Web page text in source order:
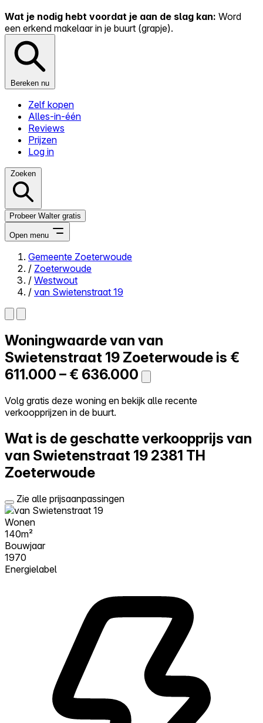
Wat je nodig hebt voordat je aan de slag kan: Word
een erkend makelaar in je buurt (grapje).
Bereken nu
Zelf kopen
Alles-in-één
Reviews
Prijzen
Log in
Zoeken
Probeer Walter gratis
Open menu
Close menu
Zelf kopen
Alles-in-één
Reviews
Prijzen
Log in
Probeer Walter gratis
Gemeente Zoeterwoude
/ Zoeterwoude
/ Westwout
/ van Swietenstraat 19
Woningwaarde van van
Swietenstraat 19 Zoeterwoude is €
611.000 – € 636.000
Volg gratis deze woning en bekijk alle recente
verkoopprijzen in de buurt.
Wat is de geschatte verkoopprijs van
van Swietenstraat 19 2381 TH
Zoeterwoude
Zie alle prijsaanpassingen
Wonen
140m²
Bouwjaar
1970
Energielabel